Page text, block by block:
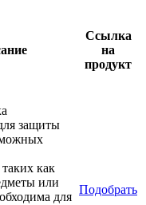
Ссылка
на
продукт
защиты
как
или
для
Подобрать